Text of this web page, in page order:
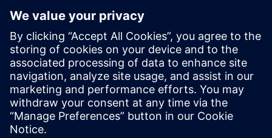
Automated circuit board vibration
analysis reduces errors and results
in 100x faster process
Vállalat: Design Automation Associates
Helyszín: Suffield, Connecticut, United States
Siemens szoftver: NX, Simcenter 3D Solutions